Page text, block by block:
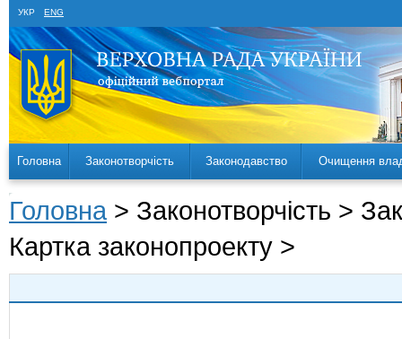
УКР ENG
Головна Законотворчість Законодавство Очищення
Головна > Законотворчість >
Картка законопроекту >